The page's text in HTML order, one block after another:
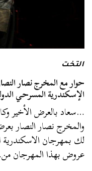
التخت
حوار مع المخرج نصار
الإسكندرية المسرحي
…سعاد بالعرض الأخير
والمخرج نصار النصار
لك بمهرجان الاسكندرية
عروض بهذا المهرجان